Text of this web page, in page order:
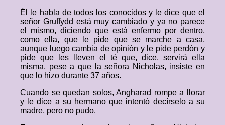
Él le habla de todos los conocidos y le dice que el
señor Gruffydd está muy cambiado y ya no parece
el mismo, diciendo que está enfermo por dentro,
como ella, que le pide que se marche a casa,
aunque luego cambia de opinión y le pide perdón y
pide que les lleven el té que, dice, servirá ella
misma, pese a que la señora Nicholas, insiste en
que lo hizo durante 37 años.
Cuando se quedan solos, Angharad rompe a llorar
y le dice a su hermano que intentó decírselo a su
madre, pero no pudo.